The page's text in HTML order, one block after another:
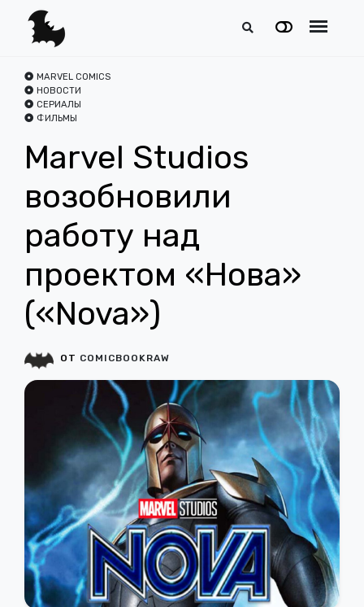
MARVEL COMICS
НОВОСТИ
СЕРИАЛЫ
ФИЛЬМЫ
Marvel Studios
возобновили
работу над
проектом «Нова»
(«Nova»)
ОТ COMICBOOKRAW